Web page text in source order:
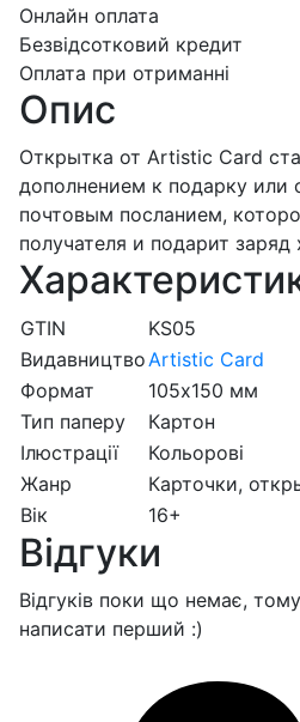
Онлайн оплата
Безвідсотковий кредит
Оплата при отриманні
Опис
Открытка от Artistic Card
дополнением к подарку или
почтовым посланием,
получателя и подарит
GTIN
KS05
Видавництво Artistic Card
Формат
105х150 мм
Тип паперу
Картон
Ілюстрації
Кольорові
Жанр
Карточки,
Вік
16+
Відгуки
Відгуків поки що немає,
написати перший :)